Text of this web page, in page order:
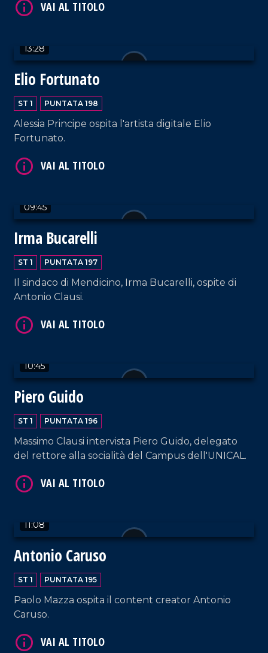
13:28
Elio Fortunato
ST 1 PUNTATA 198
Alessia Principe ospita l'artista digitale Elio
Fortunato.
09:45
Irma Bucarelli
ST 1 PUNTATA 197
Il sindaco di Mendicino, Irma Bucarelli, ospite di
Antonio Clausi.
10:45
Piero Guido
ST 1 PUNTATA 196
Massimo Clausi intervista Piero Guido, delegato
del rettore alla socialità del Campus dell'UNICAL.
11:08
Antonio Caruso
ST 1 PUNTATA 195
Paolo Mazza ospita il content creator Antonio
Caruso.
VAI AL TITOLO
VAI AL TITOLO
VAI AL TITOLO
VAI AL TITOLO